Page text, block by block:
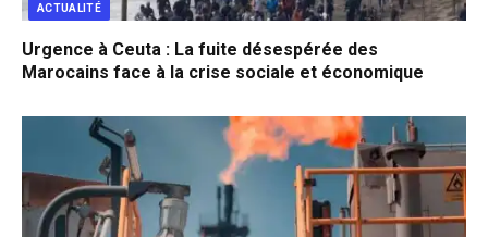
ACTUALITÉ
Urgence à Ceuta : La fuite désespérée des
Marocains face à la crise sociale et économique